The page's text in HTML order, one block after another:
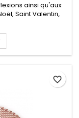
ainsi qu'aux
Saint Valentin,
favorite_border